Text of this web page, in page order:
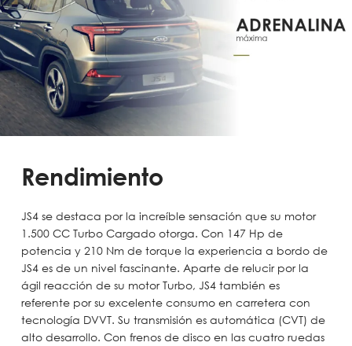
Rendimiento
JS4 se destaca por la increíble sensación que su motor
1.500 CC Turbo Cargado otorga. Con 147 Hp de
potencia y 210 Nm de torque la experiencia a bordo de
JS4 es de un nivel fascinante. Aparte de relucir por la
ágil reacción de su motor Turbo, JS4 también es
referente por su excelente consumo en carretera con
tecnología DVVT. Su transmisión es automática (CVT) de
alto desarrollo. Con frenos de disco en las cuatro ruedas